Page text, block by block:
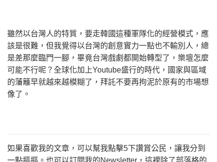
雖然以台灣人的特質，要走韓國這種軍隊化的經營模式，應
該是很難，但我覺得以台灣的創意實力一點也不輸別人，總
是差那麼臨門一腳，畢竟台灣戲劇都開始轉型了，樂壇怎麼
可能不行呢？全球化加上Youtube盛行的時代，國家與區域
的藩籬早就越來越模糊了，拜託不要再拘泥於原有的市場想
像了。
如果喜歡我的文章，可以幫我點擊5下讚賞公民，讓我分到
一點摳摳。也可以訂閱我的Newsletter，這裡除了部落格的